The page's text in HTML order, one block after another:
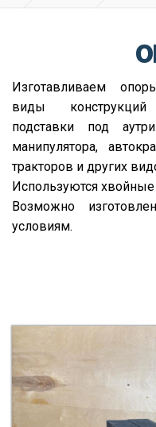
Изготавливаем
виды
подставки под
манипулятора,
тракторов и других
Используются
Возможно
условиям.